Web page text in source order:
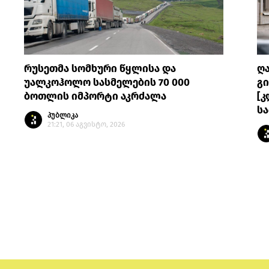
რუსეთმა სომხური წყლისა და
უალკოჰოლო სასმელების 70 000
ბოთლის იმპორტი აკრძალა
პუბლიკა
21:21, 06 აგვისტო, 2026